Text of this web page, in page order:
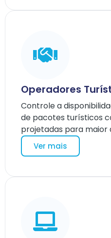
Operadores
Controle a
de pacotes turísticos
projetadas para maior
Ver mais